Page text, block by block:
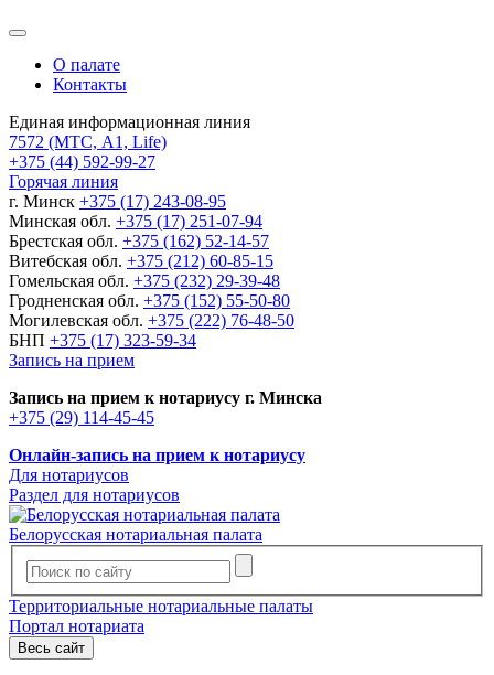
О палате
Контакты
Единая информационная линия
7572 (МТС, A1, Life)
+375 (44) 592-99-27
Горячая линия
г. Минск +375 (17) 243-08-95
Минская обл. +375 (17) 251-07-94
Брестская обл. +375 (162) 52-14-57
Витебская обл. +375 (212) 60-85-15
Гомельская обл. +375 (232) 29-39-48
Гродненская обл. +375 (152) 55-50-80
Могилевская обл. +375 (222) 76-48-50
БНП +375 (17) 323-59-34
Запись на прием
Запись на прием к нотариусу г. Минска
+375 (29) 114-45-45
Онлайн-запись на прием к нотариусу
Для нотариусов
Раздел для нотариусов
Белорусская нотариальная палата
Территориальные нотариальные палаты
Портал нотариата
Весь сайт